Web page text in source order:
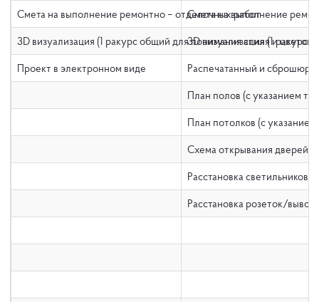
Смета на выполнение ремонтно – отделочных работ
Смета на выполнение
3D визуализация (1 ракурс общий для понимания стиля и
3D визуализация (1 ракурс
Проект в электронном виде
Распечатанный и
План полов (с указанием
План потолков (с
Схема открывания дверей
Расстановка светильников
Расстановка розеток/